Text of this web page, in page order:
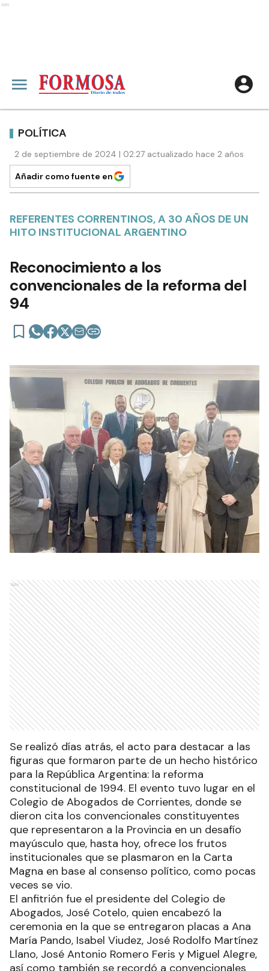
Ads
POLÍTICA
2 de septiembre de 2024 | 02:27 actualizado hace 2 años
Añadir como fuente en
REFERENTES CORRENTINOS, A 30 AÑOS DE UN
HITO INSTITUCIONAL ARGENTINO
Reconocimiento a los
convencionales de la reforma del
94
Ads
Se realizó días atrás, el acto para destacar a las
figuras que formaron parte de un hecho histórico
para la República Argentina: la reforma
constitucional de 1994. El evento tuvo lugar en el
Colegio de Abogados de Corrientes, donde se
dieron cita los convencionales constituyentes
que representaron a la Provincia en un desafío
mayúsculo que, hasta hoy, ofrece los frutos
institucionales que se plasmaron en la Carta
Magna en base al consenso político, como pocas
veces se vio.
El anfitrión fue el presidente del Colegio de
Abogados, José Cotelo, quien encabezó la
ceremonia en la que se entregaron placas a Ana
María Pando, Isabel Viudez, José Rodolfo Martínez
Llano, José Antonio Romero Feris y Miguel Alegre,
así como también se recordó a convencionales